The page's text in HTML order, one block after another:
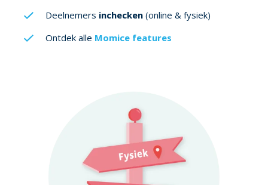
Deelnemers inchecken (online & fysiek)
Ontdek alle Momice features